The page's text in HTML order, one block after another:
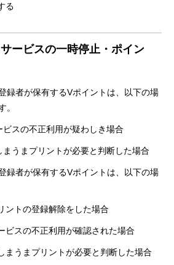
る
ービスの一時停止・ポイン
録者が保有するVポイントは、以下の場
。
ビスの不正利用が疑わしき場合
まうまプリントが必要と判断した場合
録者が保有するVポイントは、以下の場
ントの登録解除をした場合
ビスの不正利用が確認された場合
まうまプリントが必要と判断した場合